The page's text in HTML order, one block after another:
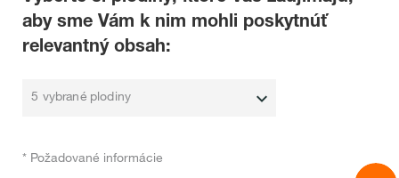
aby sme Vám k nim mohli poskytnúť
relevantný obsah:
5 vybrané plodiny
* Požadované informácie